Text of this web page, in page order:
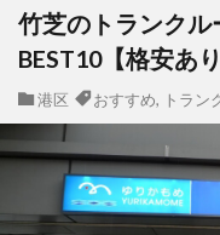
竹芝のトランク
BEST10【格安あり
港区 おすすめ, トラン